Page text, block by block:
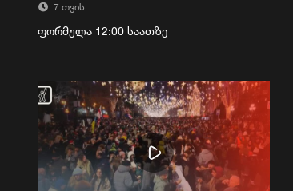
7 თვის
ფორმულა 12:00 საათზე